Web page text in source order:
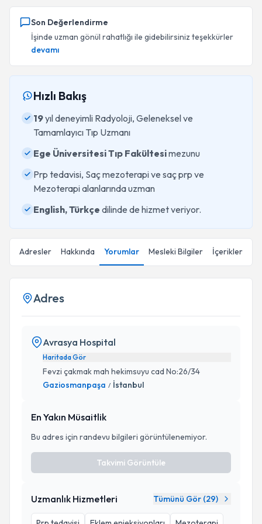
Son Değerlendirme
İşinde uzman gönül rahatlığı ile gidebilirsiniz teşekkürler
devamı
Hızlı Bakış
19yıl deneyimli Radyoloji, Geleneksel ve
Tamamlayıcı Tıp Uzmanı
Ege Üniversitesi Tıp Fakültesimezunu
Prp tedavisi, Saç mezoterapi ve saç prp ve
Mezoterapi alanlarında uzman
English, Türkçe dilinde de hizmet veriyor.
Adresler Hakkında Yorumlar Mesleki Bilgiler İçerikler
Adres
Avrasya Hospital
Haritada Gör
Fevzi çakmak mah hekimsuyu cad No:26/34
Gaziosmanpaşa / İstanbul
En Yakın Müsaitlik
Bu adres için randevu bilgileri görüntülenemiyor.
Takvimi Görüntüle
Uzmanlık Hizmetleri Tümünü Gör (29)